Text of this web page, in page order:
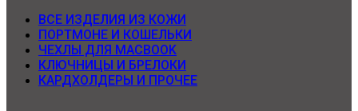
ВСЕ ИЗДЕЛИЯ ИЗ КОЖИ
ПОРТМОНЕ И КОШЕЛЬКИ
ЧЕХЛЫ ДЛЯ MACBOOK
КЛЮЧНИЦЫ И БРЕЛОКИ
КАРДХОЛДЕРЫ И ПРОЧЕЕ